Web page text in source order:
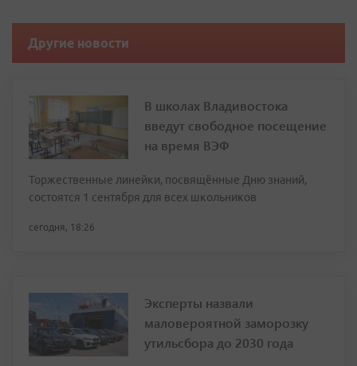
Другие новости
В школах Владивостока
введут свободное посещение
на время ВЭФ
Торжественные линейки, посвящённые Дню знаний,
состоятся 1 сентября для всех школьников
сегодня, 18:26
Эксперты назвали
маловероятной заморозку
утильсбора до 2030 года